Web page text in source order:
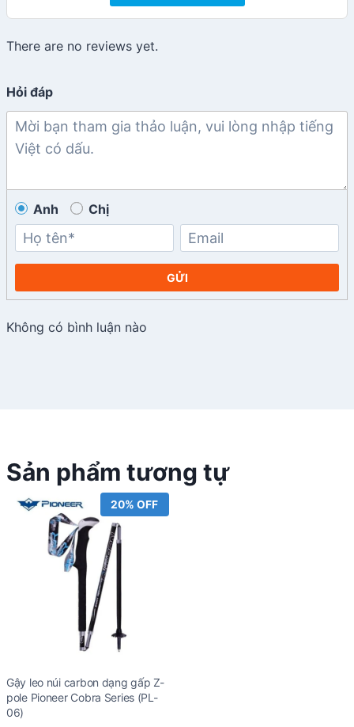
There are no reviews yet.
Hỏi đáp
Anh Chị
GỬI
Không có bình luận nào
Sản phẩm tương tự
20% OFF
Gậy leo núi carbon dạng gấp Z-
pole Pioneer Cobra Series (PL-
06)